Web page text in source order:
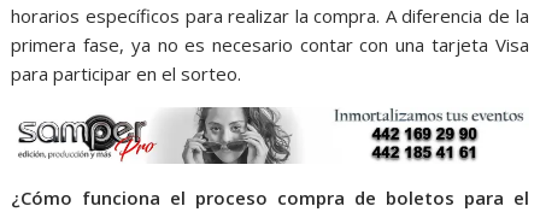
horarios específicos para realizar la compra. A diferencia de la
primera fase, ya no es necesario contar con una tarjeta Visa
para participar en el sorteo.
¿Cómo funciona el proceso compra de boletos para el